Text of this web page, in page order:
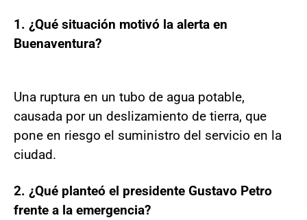
1. ¿Qué situación motivó la alerta en
Buenaventura?
Una ruptura en un tubo de agua potable,
causada por un deslizamiento de tierra, que
pone en riesgo el suministro del servicio en la
ciudad.
2. ¿Qué planteó el presidente Gustavo Petro
frente a la emergencia?